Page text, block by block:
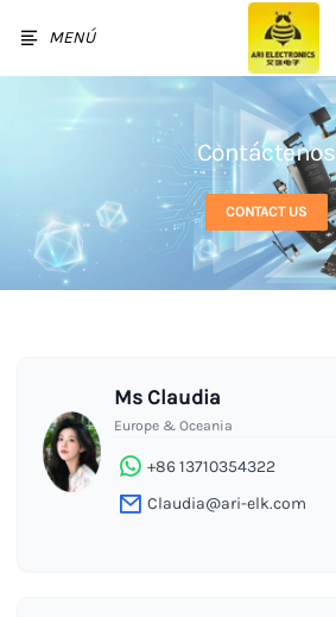
MENÚ
Contáctenos
CONTACT US
Ms Claudia
Europe & Oceania
+86 13710354322
Claudia@ari-elk.com